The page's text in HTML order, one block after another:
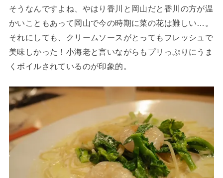
そうなんですよね、やはり香川と岡山だと香川の方が温
かいこともあって岡山で今の時期に菜の花は難しい…。
それにしても、クリームソースがとってもフレッシュで
美味しかった！小海老と言いながらもプリっぷりにうま
くボイルされているのが印象的。